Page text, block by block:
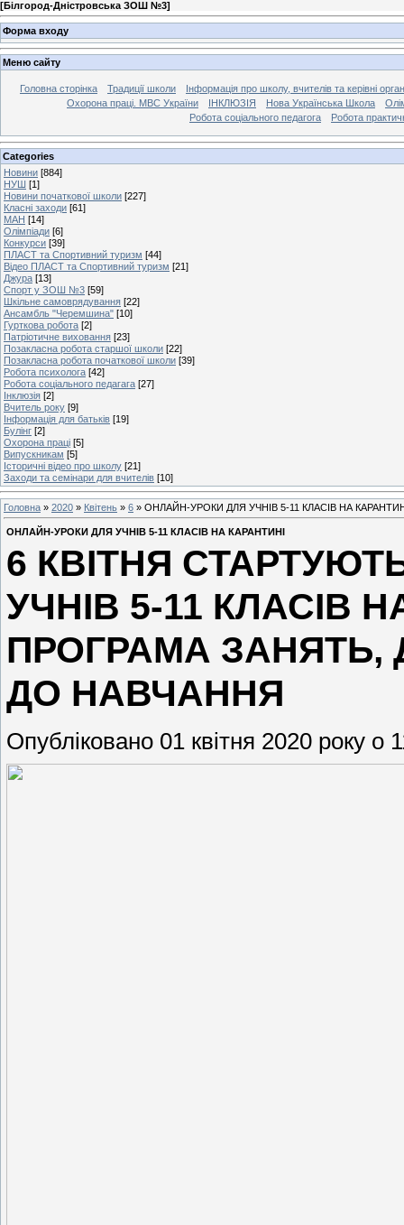
[Білгород-Дністровська ЗОШ №3]
Форма входу
Меню сайту
Головна сторінка Традиції школи
Інформація про школу, вчителів та керівні
Охорона праці. МВС України
ІНКЛЮЗІЯ Нова Українська Школа
Робота соціального педагога
Робота
Categories
Новини [884]
НУШ [1]
Новини початкової школи [227]
Класні заходи [61]
МАН [14]
Олімпіади [6]
Конкурси [39]
ПЛАСТ та Спортивний туризм [44]
Відео ПЛАСТ та Спортивний туризм [21]
Джура [13]
Спорт у ЗОШ №3 [59]
Шкільне самоврядування [22]
Ансамбль "Черемшина" [10]
Гурткова робота [2]
Патріотичне виховання [23]
Позакласна робота старшої школи [22]
Позакласна робота початкової школи [39]
Робота психолога [42]
Робота соціального педагага [27]
Інклюзія [2]
Вчитель року [9]
Інформація для батьків [19]
Булінг [2]
Охорона праці [5]
Випускникам [5]
Історичні відео про школу [21]
Заходи та семінари для вчителів [10]
Головна » 2020 » Квітень » 6 » ОНЛАЙН-УРОКИ ДЛЯ УЧНІВ 5-11 КЛАСІВ НА
ОНЛАЙН-УРОКИ ДЛЯ УЧНІВ 5-11 КЛАСІВ НА КАРАНТИНІ
6 КВІТНЯ
УЧНІВ 5-11 КЛАСІВ
ПРОГРАМА ЗАНЯТЬ,
ДО НАВЧАННЯ
Опубліковано 01 квітня 2020 року о